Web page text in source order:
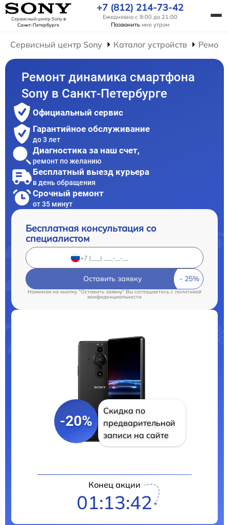
Сервисный центр Sonyв
Санкт-Петербурге
+7 (812) 214-73-42
Ежедневно с 9:00 до 21:00
Позвонить мне утром
Сервисный центр Sony Каталог устройств
Ремонт динамика смартфона
Sony в Санкт-Петербурге
Официальный сервис
Гарантийное обслуживание
до 3 лет
Диагностика за наш счет,
ремонт по желанию
Бесплатный выезд курьера
в день обращения
Срочный ремонт
от 35 минут
Бесплатная консультация со
специалистом
Оставить заявку
Нажимая на кнопку "Оставить заявку" Вы соглашаетесь cполитикой
конфиденциальности
-20%
Скидка по
предварительной
записи на сайте
Конец акции
01:13:42